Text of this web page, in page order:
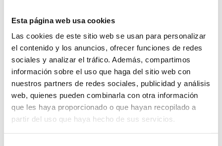
Esta página web usa cookies
Las cookies de este sitio web se usan para personalizar
el contenido y los anuncios, ofrecer funciones de redes
sociales y analizar el tráfico. Además, compartimos
información sobre el uso que haga del sitio web con
nuestros partners de redes sociales, publicidad y análisis
web, quienes pueden combinarla con otra información
que les haya proporcionado o que hayan recopilado a
partir del uso que haya hecho de sus servicios.
La valoración de empresas es una herramienta
imprescindible en el ámbito empresarial y financiero, ya
sea en el marco de posibles transacciones (como
fusiones y adquisiciones), así como en las relativas a la
planificación financiera y gestión del riesgo...